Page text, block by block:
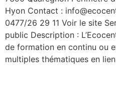
Hyon Contact :
0477/26 29 11 Voir le site
public Description :
de formation en continu ou
multiples thématiques en